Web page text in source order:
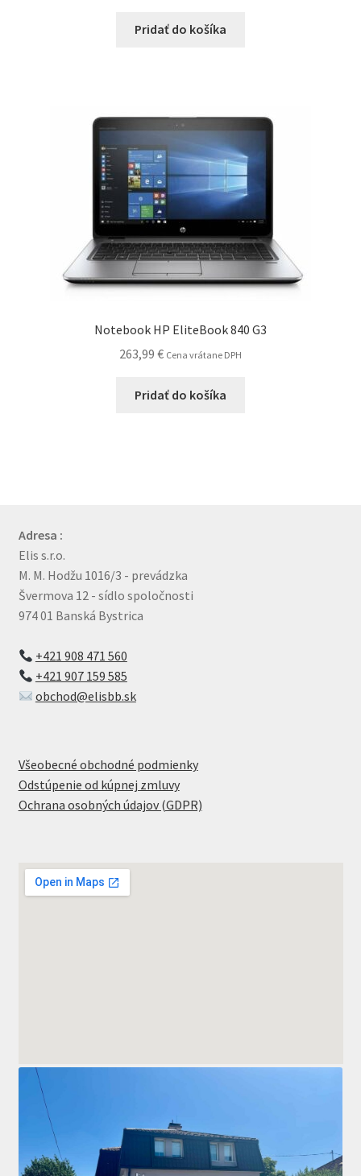
Pridať do košíka
Notebook HP EliteBook 840 G3
263,99 € Cena vrátane DPH
Pridať do košíka
Adresa :
Elis s.r.o.
M. M. Hodžu 1016/3 - prevádzka
Švermova 12 - sídlo spoločnosti
974 01 Banská Bystrica
+421 908 471 560
+421 907 159 585
obchod@elisbb.sk
Všeobecné obchodné podmienky
Odstúpenie od kúpnej zmluvy
Ochrana osobných údajov (GDPR)